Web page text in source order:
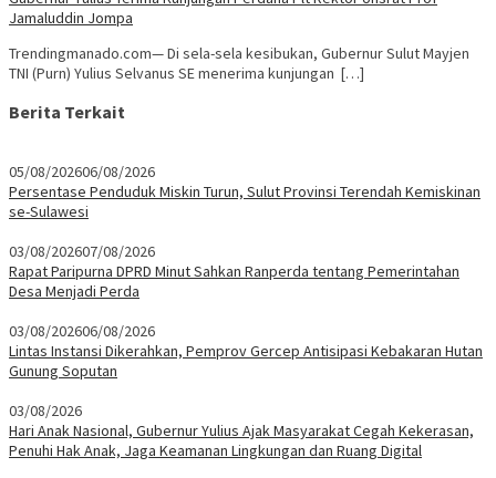
Jamaluddin Jompa
Trendingmanado.com— Di sela-sela kesibukan, Gubernur Sulut Mayjen
TNI (Purn) Yulius Selvanus SE menerima kunjungan […]
Berita Terkait
05/08/202606/08/2026
Persentase Penduduk Miskin Turun, Sulut Provinsi Terendah Kemiskinan
se-Sulawesi
03/08/202607/08/2026
Rapat Paripurna DPRD Minut Sahkan Ranperda tentang Pemerintahan
Desa Menjadi Perda
03/08/202606/08/2026
Lintas Instansi Dikerahkan, Pemprov Gercep Antisipasi Kebakaran Hutan
Gunung Soputan
03/08/2026
Hari Anak Nasional, Gubernur Yulius Ajak Masyarakat Cegah Kekerasan,
Penuhi Hak Anak, Jaga Keamanan Lingkungan dan Ruang Digital